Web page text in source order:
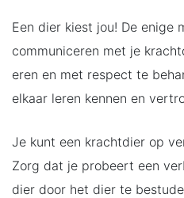
Een dier kiest jou! De enige
communiceren met je
eren en met respect te
elkaar leren kennen en
Je kunt een krachtdier op
Zorg dat je probeert een
dier door het dier te